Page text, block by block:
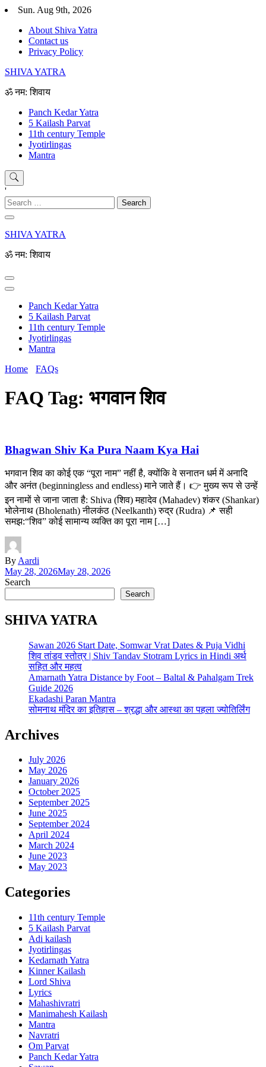
Skip
content
Sun. Aug 9th, 2026
About Shiva Yatra
Contact us
Privacy Policy
SHIVA YATRA
ॐ नम: शिवाय
Panch Kedar Yatra
5 Kailash Parvat
11th century Temple
Jyotirlingas
Mantra
'
Search
for:
SHIVA YATRA
ॐ नम: शिवाय
Panch Kedar Yatra
5 Kailash Parvat
11th century Temple
Jyotirlingas
Mantra
Home
FAQs
FAQ Tag: भगवान शिव
Bhagwan Shiv Ka Pura Naam Kya Hai
भगवान शिव का कोई एक “पूरा नाम” नहीं है, क्योंकि वे सनातन धर्म में अनादि
और अनंत (beginningless and endless) माने जाते हैं। 👉 मुख्य रूप से उन्हें
इन नामों से जाना जाता है: Shiva (शिव) महादेव (Mahadev) शंकर (Shankar)
भोलेनाथ (Bholenath) नीलकंठ (Neelkanth) रुद्र (Rudra) 📌 सही
समझ:“शिव” कोई सामान्य व्यक्ति का पूरा नाम […]
By Aardi
May 28, 2026May 28, 2026
Search
Search
SHIVA YATRA
Sawan 2026 Start Date, Somwar Vrat Dates & Puja Vidhi
शिव तांडव स्तोत्र | Shiv Tandav Stotram Lyrics in Hindi अर्थ
सहित और महत्व
Amarnath Yatra Distance by Foot – Baltal & Pahalgam Trek
Guide 2026
Ekadashi Paran Mantra
सोमनाथ मंदिर का इतिहास – श्रद्धा और आस्था का पहला ज्योतिर्लिंग
Archives
July 2026
May 2026
January 2026
October 2025
September 2025
June 2025
September 2024
April 2024
March 2024
June 2023
May 2023
Categories
11th century Temple
5 Kailash Parvat
Adi kailash
Jyotirlingas
Kedarnath Yatra
Kinner Kailash
Lord Shiva
Lyrics
Mahashivratri
Manimahesh Kailash
Mantra
Navratri
Om Parvat
Panch Kedar Yatra